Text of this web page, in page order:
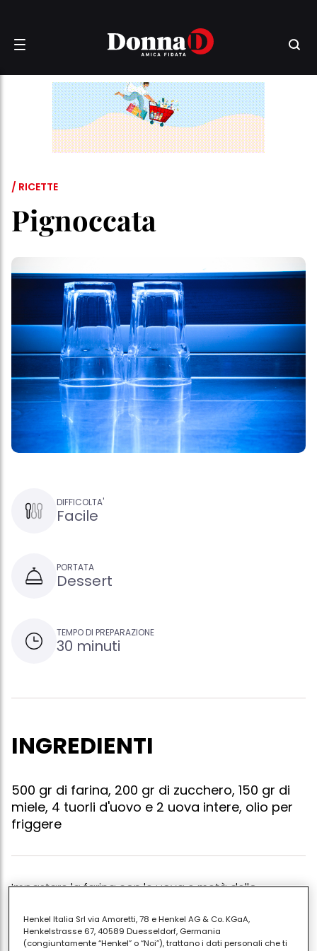
/ RICETTE
Pignoccata
DIFFICOLTA'
Facile
PORTATA
Dessert
TEMPO DI PREPARAZIONE
30 minuti
INGREDIENTI
500 gr di farina, 200 gr di zucchero, 150 gr di
miele, 4 tuorli d'uovo e 2 uova intere, olio per
friggere
Impastare la farina con le uova e metà dello
omogeneo. formare dei bastoncini, tagliarli a
tocchetti di 1-2 cm. e friggerli in olio o strutto bollente
Henkel Italia Srl via Amoretti, 78 e Henkel AG & Co. KGaA,
Henkelstrasse 67, 40589 Duesseldorf, Germania
(congiuntamente “Henkel” o “Noi”), trattano i dati personali che ti